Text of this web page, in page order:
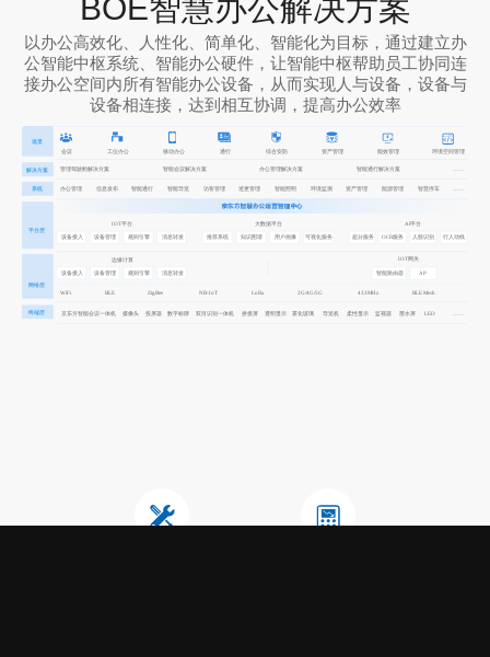
BOE智慧办公解决方案
以办公高效化、人性化、简单化、智能化为目标，通过建立办
公智能中枢系统、智能办公硬件，让智能中枢帮助员工协同连
接办公空间内所有智能办公设备，从而实现人与设备，设备与
设备相连接，达到相互协调，提高办公效率